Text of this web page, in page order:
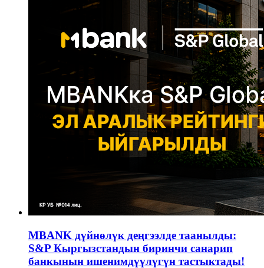
MBANK дүйнөлүк деңгээлде таанылды:
S&P Кыргызстандын биринчи санарип
банкынын ишенимдүүлүгүн тастыктады!